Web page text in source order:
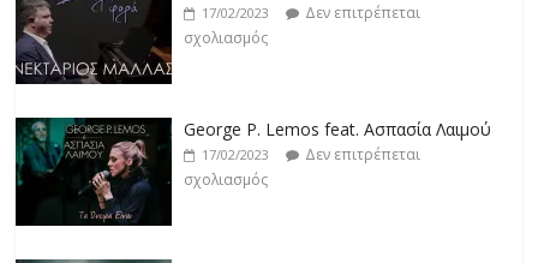
17/02/2023
Δεν επιτρέπεται
σχολιασμός
George P. Lemos feat. Ασπασία Λαιμού
17/02/2023
Δεν επιτρέπεται
σχολιασμός